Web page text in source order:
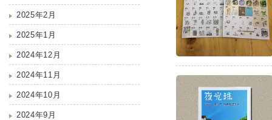
2025年2月
2025年1月
2024年12月
2024年11月
2024年10月
2024年9月